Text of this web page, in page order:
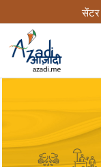
to
content
सेंटर